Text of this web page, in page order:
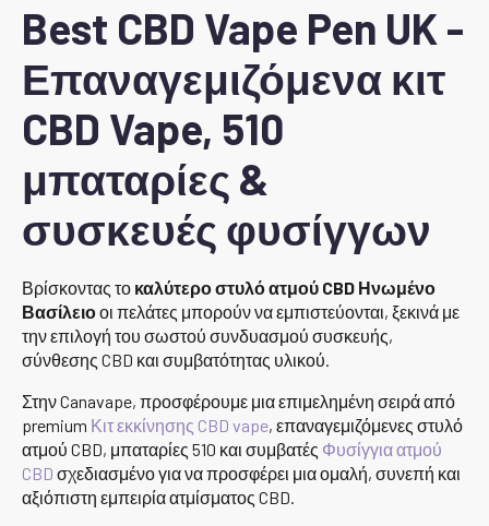
Best CBD Vape Pen UK -
Επαναγεμιζόμενα κιτ
CBD Vape, 510
μπαταρίες &
συσκευές φυσίγγων
Βρίσκοντας το καλύτερο στυλό ατμού CBD Ηνωμένο
Βασίλειοοι πελάτες μπορούν να εμπιστεύονται, ξεκινά με
την επιλογή του σωστού συνδυασμού συσκευής,
σύνθεσης CBD και συμβατότητας υλικού.
Στην Canavape, προσφέρουμε μια επιμελημένη σειρά από
premium Κιτ εκκίνησης CBD vape, επαναγεμιζόμενες στυλό
ατμού CBD, μπαταρίες 510 και συμβατές Φυσίγγια ατμού
CBD σχεδιασμένο για να προσφέρει μια ομαλή, συνεπή και
αξιόπιστη εμπειρία ατμίσματος CBD.